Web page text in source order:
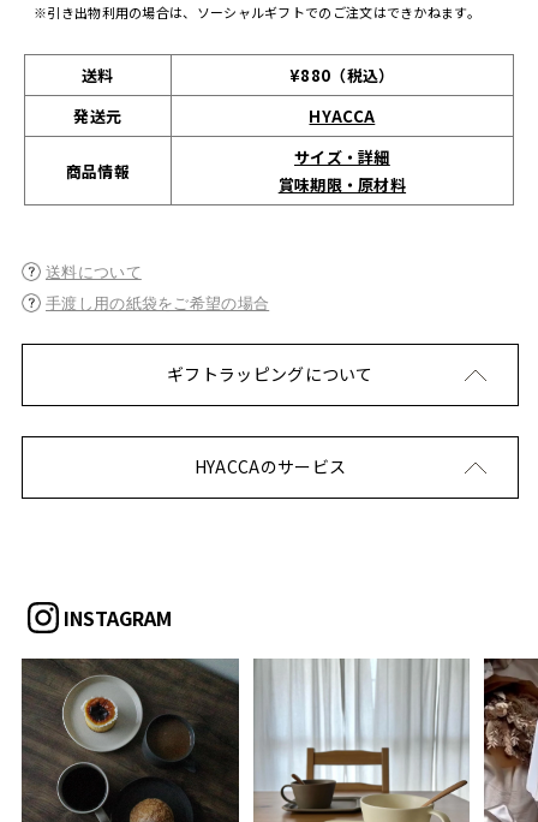
※引き出物利用の場合は、ソーシャルギフトでのご注文はできかねます。
送料
¥880（税込）
発送元
HYACCA
商品情報
サイズ・詳細
賞味期限・原材料
送料について
手渡し用の紙袋をご希望の場合
ギフトラッピングについて
HYACCAのサービス
INSTAGRAM